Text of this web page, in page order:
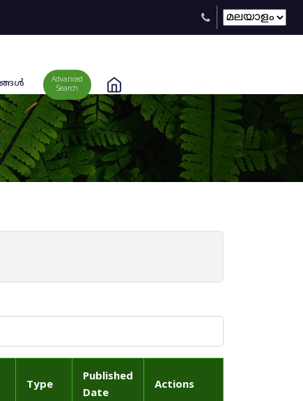
Advanced
Search
Type
Published
Date
Actions